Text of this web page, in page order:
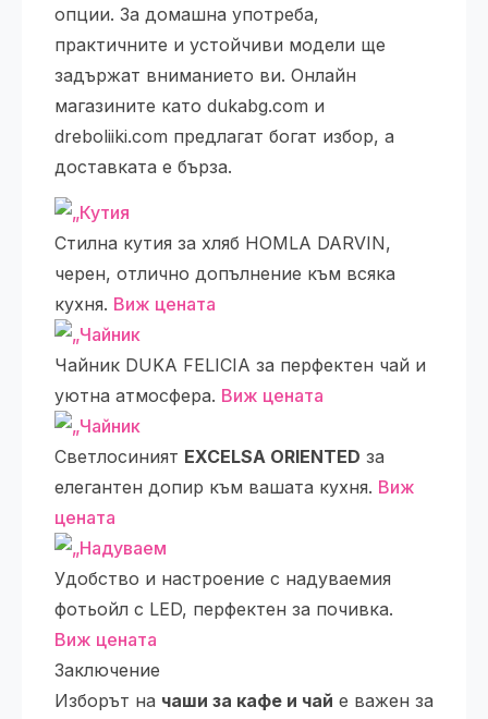
опции. За домашна употреба,
практичните и устойчиви модели ще
задържат вниманието ви. Онлайн
магазините като dukabg.com и
dreboliiki.com предлагат богат избор, а
доставката е бърза.
Стилна кутия за хляб HOMLA DARVIN,
черен, отлично допълнение към всяка
кухня. Виж цената
Чайник DUKA FELICIA за перфектен чай и
уютна атмосфера. Виж цената
Светлосиният EXCELSA ORIENTED за
елегантен допир към вашата кухня. Виж
цената
Удобство и настроение с надуваемия
фотьойл с LED, перфектен за почивка.
Виж цената
Заключение
Изборът на чаши за кафе и чай е важен за